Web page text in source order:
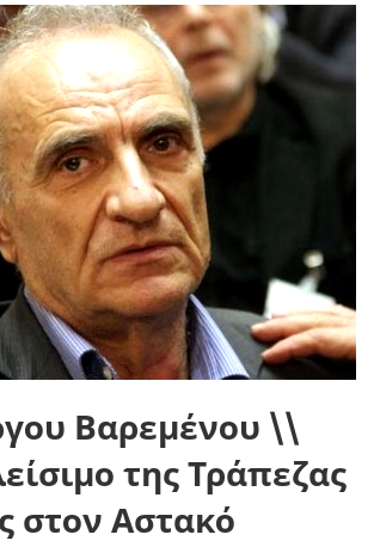
Βαρεμένου \\
της Τράπεζας
στον Αστακό